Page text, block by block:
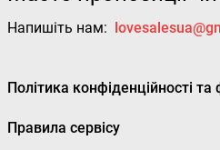
Напишіть нам:
Політика конфіденційності
Правила сервісу